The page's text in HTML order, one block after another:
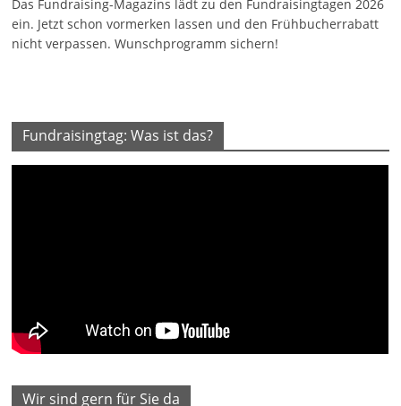
Das Fundraising-Magazins lädt zu den Fundraisingtagen 2026
ein. Jetzt schon vormerken lassen und den Frühbucherrabatt
nicht verpassen. Wunschprogramm sichern!
Fundraisingtag: Was ist das?
Wir sind gern für Sie da